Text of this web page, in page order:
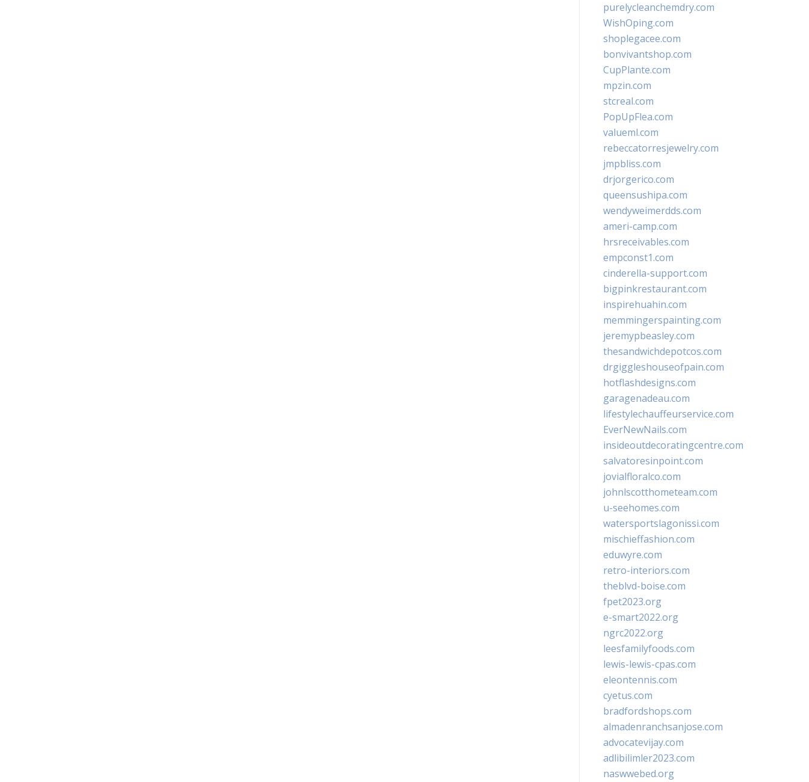
purelycleanchemdry.com
WishOping.com
shoplegacee.com
bonvivantshop.com
CupPlante.com
mpzin.com
stcreal.com
PopUpFlea.com
valueml.com
rebeccatorresjewelry.com
jmpbliss.com
drjorgerico.com
queensushipa.com
wendyweimerdds.com
ameri-camp.com
hrsreceivables.com
empconst1.com
cinderella-support.com
bigpinkrestaurant.com
inspirehuahin.com
memmingerspainting.com
jeremypbeasley.com
thesandwichdepotcos.com
drgiggleshouseofpain.com
hotflashdesigns.com
garagenadeau.com
lifestylechauffeurservice.com
EverNewNails.com
insideoutdecoratingcentre.com
salvatoresinpoint.com
jovialfloralco.com
johnlscotthometeam.com
u-seehomes.com
watersportslagonissi.com
mischieffashion.com
eduwyre.com
retro-interiors.com
theblvd-boise.com
fpet2023.org
e-smart2022.org
ngrc2022.org
leesfamilyfoods.com
lewis-lewis-cpas.com
eleontennis.com
cyetus.com
bradfordshops.com
almadenranchsanjose.com
advocatevijay.com
adlibilimler2023.com
naswwebed.org